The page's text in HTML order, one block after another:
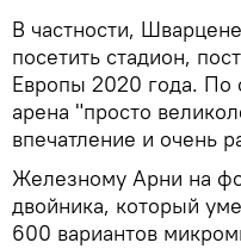
В частности,
посетить стадион,
Европы 2020 года. По
арена "просто
впечатление и очень
Железному Арни на
двойника, который
600 вариантов